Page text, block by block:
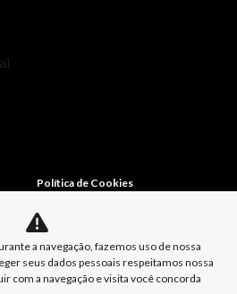
Política de Cookies
a navegação, fazemos uso de nossa
seus dados pessoais respeitamos nossa
com a navegação e visita você concorda